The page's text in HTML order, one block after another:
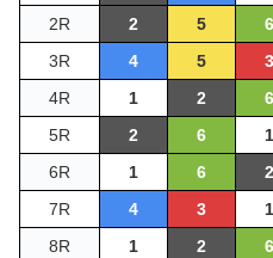
2R
2 5 6
3R
4 5 3
4R
1 2 6
5R
2 6 1
6R
1 6 2
7R
4 3 1
8R
1 2 6